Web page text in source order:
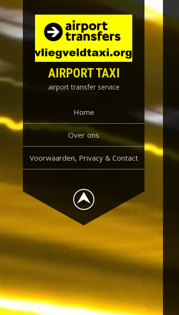
Skip
to
content
AIRPORT TAXI
airport transfer service
Home
Over ons
Voorwaarden, Privacy & Contact